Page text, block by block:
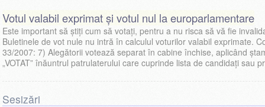
Votul valabil exprimat și votul nul la europarlamentare
Este important să știți cum să votați, pentru a nu risca să vă fie
Buletinele de vot nule nu intră în calculul voturilor valabil exprimate.
33/2007: 7) Alegătorii votează separat în cabine închise, aplicând
„VOTAT” înăuntrul patrulaterului care cuprinde lista de candidaţi sau
Sesizări